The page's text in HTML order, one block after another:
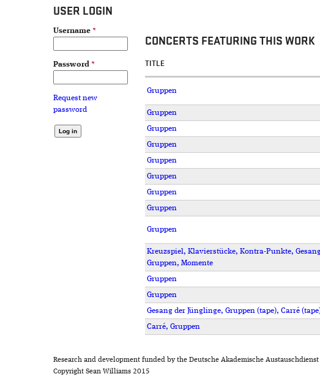
USER LOGIN
Username *
Password *
Request new
password
CONCERTS FEATURING THIS WORK
TITLE
Gruppen
Gruppen
Gruppen
Gruppen
Gruppen
Gruppen
Gruppen
Gruppen
Gruppen
Kreuzspiel, Klavierstücke, Kontra-Punkte,
Gruppen, Momente
Gruppen
Gruppen
Gesang der Jünglinge, Gruppen (tape), Carré
Carré, Gruppen
Research and development funded by the Deutsche Akademische
Copyright Sean Williams 2015